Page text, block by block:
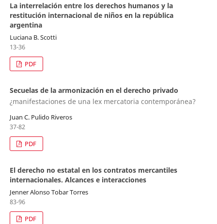
La interrelación entre los derechos humanos y la
restitución internacional de niños en la república
argentina
Luciana B. Scotti
13-36
PDF
Secuelas de la armonización en el derecho privado
¿manifestaciones de una lex mercatoria contemporánea?
Juan C. Pulido Riveros
37-82
PDF
El derecho no estatal en los contratos mercantiles
internacionales. Alcances e interacciones
Jenner Alonso Tobar Torres
83-96
PDF